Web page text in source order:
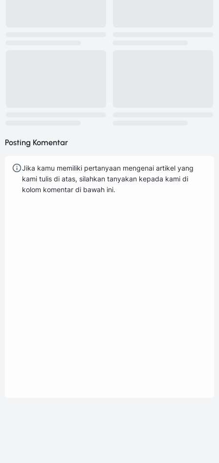
Posting Komentar
Jika kamu memiliki pertanyaan mengenai artikel yang
kami tulis di atas, silahkan tanyakan kepada kami di
kolom komentar di bawah ini.